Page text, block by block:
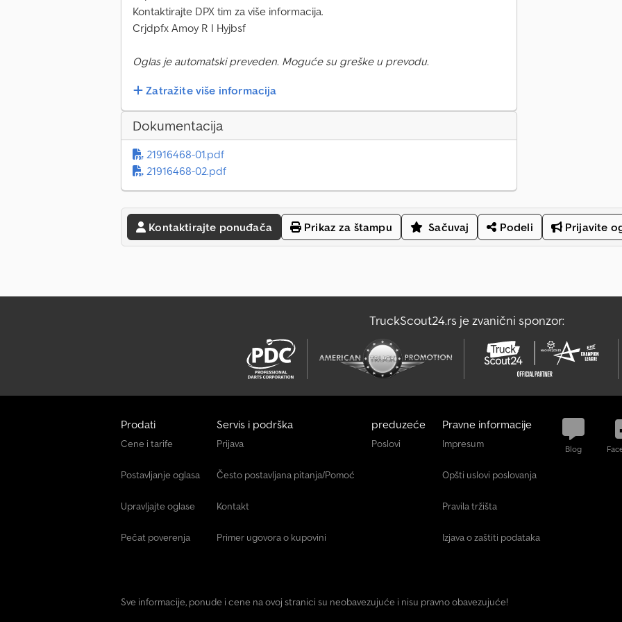
Kontaktirajte DPX tim za više informacija.
Crjdpfx Amoy R I Hyjbsf
Oglas je automatski preveden. Moguće su greške u prevodu.
Zatražite više informacija
Dokumentacija
21916468-01.pdf
21916468-02.pdf
Kontaktirajte ponuđača Prikaz za štampu Sačuvaj Podeli Prijavite
TruckScout24.rs je zvanični sponzor:
Prodati
Cene i tarife
Postavljanje oglasa
Upravljajte oglase
Pečat poverenja
Servis i podrška
Prijava
Često postavljana pitanja/Pomoć
Kontakt
Primer ugovora o kupovini
preduzeće
Poslovi
Pravne informacije
Impresum
Opšti uslovi poslovanja
Pravila tržišta
Izjava o zaštiti podataka
Blog
Sve informacije, ponude i cene na ovoj stranici su neobavezujuće i nisu pravno obavezujuće!